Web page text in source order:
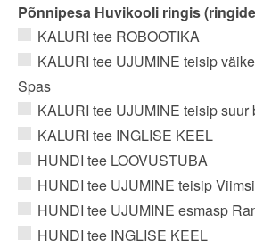
Põnnipesa Huvikooli ringis
KALURI tee ROBOOTIKA
KALURI tee UJUMINE teisip
Spas
KALURI tee UJUMINE teisip
KALURI tee INGLISE KEEL
HUNDI tee LOOVUSTUBA
HUNDI tee UJUMINE teisip
HUNDI tee UJUMINE esmasp
HUNDI tee INGLISE KEEL